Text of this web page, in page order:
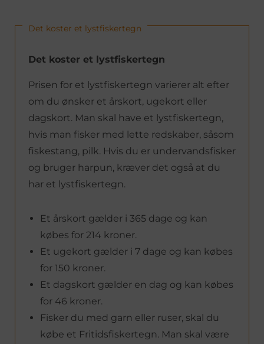
Det koster et lystfiskertegn
Det koster et lystfiskertegn
Prisen for et lystfiskertegn varierer alt efter
om du ønsker et årskort, ugekort eller
dagskort. Man skal have et lystfiskertegn,
hvis man fisker med lette redskaber, såsom
fiskestang, pilk. Hvis du er undervandsfisker
og bruger harpun, kræver det også at du
har et lystfiskertegn.
Et årskort gælder i 365 dage og kan
købes for 214 kroner.
Et ugekort gælder i 7 dage og kan købes
for 150 kroner.
Et dagskort gælder en dag og kan købes
for 46 kroner.
Fisker du med garn eller ruser, skal du
købe et Fritidsfiskertegn. Man skal være